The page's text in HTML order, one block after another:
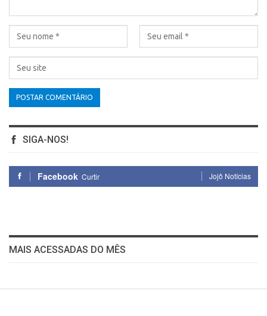
SIGA-NOS!
Facebook Curtir Jojô Notícias
MAIS ACESSADAS DO MÊS